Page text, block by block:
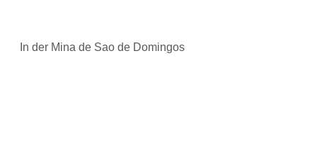
In der Mina de Sao de Domingos